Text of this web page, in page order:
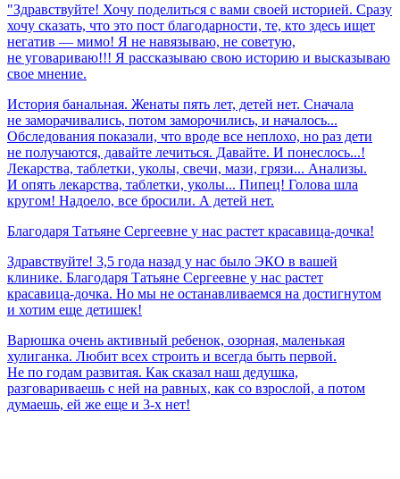
"Здравствуйте! Хочу поделиться с вами своей историей. Сразу
хочу сказать, что это пост благодарности, те, кто здесь ищет
негатив — мимо! Я не навязываю, не советую,
не уговариваю!!! Я рассказываю свою историю и высказываю
свое мнение.
История банальная. Женаты пять лет, детей нет. Сначала
не заморачивались, потом заморочились, и началось...
Обследования показали, что вроде все неплохо, но раз дети
не получаются, давайте лечиться. Давайте. И понеслось...!
Лекарства, таблетки, уколы, свечи, мази, грязи... Анализы.
И опять лекарства, таблетки, уколы... Пипец! Голова шла
кругом! Надоело, все бросили. А детей нет.
Благодаря Татьяне Сергеевне у нас растет красавица-дочка!
Здравствуйте! 3,5 года назад у нас было ЭКО в вашей
клинике. Благодаря Татьяне Сергеевне у нас растет
красавица-дочка. Но мы не останавливаемся на достигнутом
и хотим еще детишек!
Варюшка очень активный ребенок, озорная, маленькая
хулиганка. Любит всех строить и всегда быть первой.
Не по годам развитая. Как сказал наш дедушка,
разговариваешь с ней на равных, как со взрослой, а потом
думаешь, ей же еще и 3-х нет!